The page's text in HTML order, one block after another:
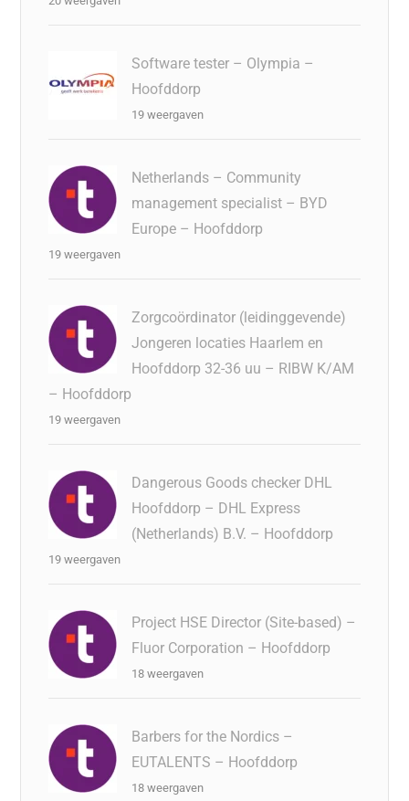
Software tester – Olympia –
Hoofddorp
19 weergaven
Netherlands – Community
management specialist – BYD
Europe – Hoofddorp
19 weergaven
Zorgcoördinator (leidinggevende)
Jongeren locaties Haarlem en
Hoofddorp 32-36 uu – RIBW K/AM
– Hoofddorp
19 weergaven
Dangerous Goods checker DHL
Hoofddorp – DHL Express
(Netherlands) B.V. – Hoofddorp
19 weergaven
Project HSE Director (Site-based) –
Fluor Corporation – Hoofddorp
18 weergaven
Barbers for the Nordics –
EUTALENTS – Hoofddorp
18 weergaven